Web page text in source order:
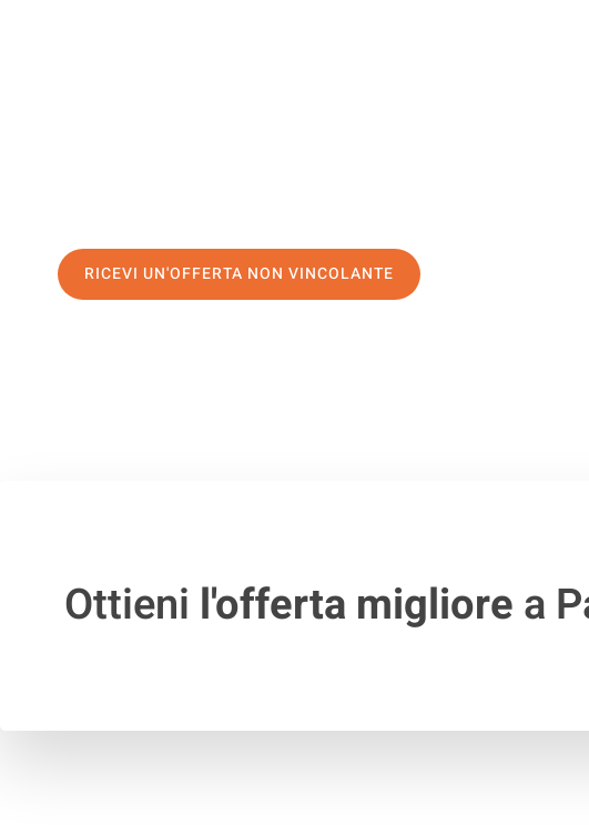
RICEVI UN'OFFERTA NON VINCOLANTE
Ottieni l'offerta migliorea